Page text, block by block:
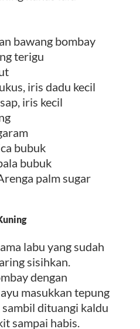
bawang bombay
terigu
iris dadu kecil
iris kecil
bubuk
bubuk
palm sugar
labu yang sudah
sisihkan.
dengan
masukkan tepung
dituangi kaldu
sampai habis.